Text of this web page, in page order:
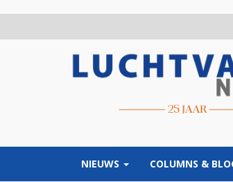
NIEUWS COLUMNS &